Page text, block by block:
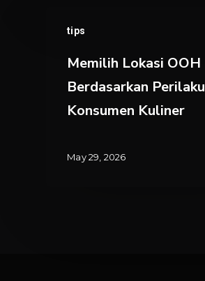
tips
Lokasi
OOH
Perilaku
Konsumen
Memilih Lokasi OOH
Berdasarkan Perilaku
Konsumen Kuliner
May 29, 2026